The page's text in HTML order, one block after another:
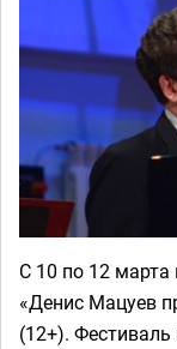
С 10 по 12
«Денис Мацуев
(12+).